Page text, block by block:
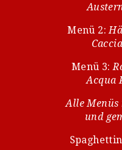
Menü 2:
Menü 3:
Acqua
Alle Menüs
und